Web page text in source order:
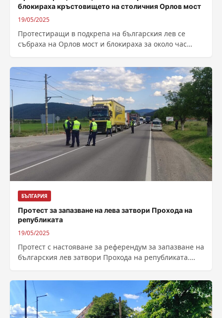
блокираха кръстовището на столичния Орлов мост
19/05/2025
Протестиращи в подкрепа на българския лев се
събраха на Орлов мост и блокираха за около час
БЪЛГАРИЯ
Протест за запазване на лева затвори Прохода на
републиката
19/05/2025
Протест с настояване за референдум за запазване на
българския лев затвори Прохода на републиката.